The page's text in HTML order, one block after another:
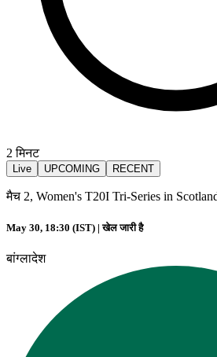
2मिनट
Live UPCOMING RECENT
मैच 2, Women's T20I Tri-Series in
May 30, 18:30 (IST) |खेल जारी है
बांग्लादेश